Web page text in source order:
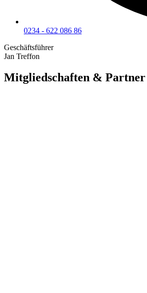
0234 - 622 086 86
Geschäftsführer
Jan Treffon
Mitgliedschaften & Partner